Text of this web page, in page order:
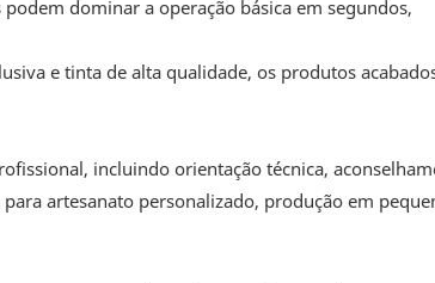
dominar a operação básica em segundos,
e tinta de alta qualidade, os produtos
incluindo orientação técnica,
artesanato personalizado, produção em